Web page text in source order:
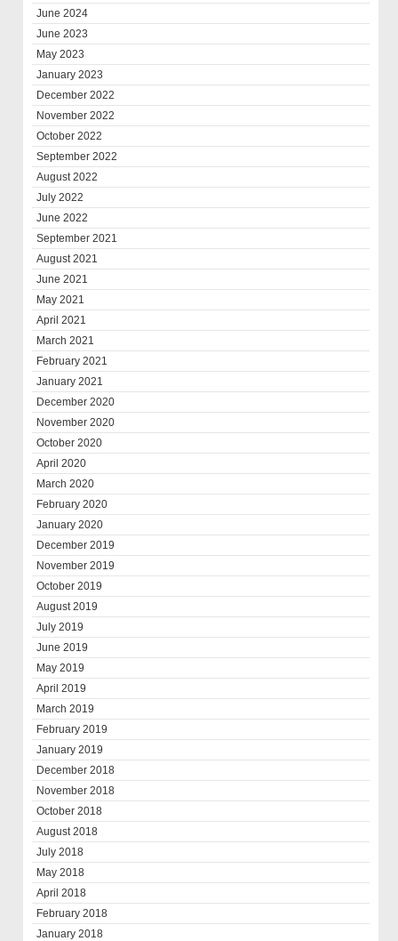
June 2024
June 2023
May 2023
January 2023
December 2022
November 2022
October 2022
September 2022
August 2022
July 2022
June 2022
September 2021
August 2021
June 2021
May 2021
April 2021
March 2021
February 2021
January 2021
December 2020
November 2020
October 2020
April 2020
March 2020
February 2020
January 2020
December 2019
November 2019
October 2019
August 2019
July 2019
June 2019
May 2019
April 2019
March 2019
February 2019
January 2019
December 2018
November 2018
October 2018
August 2018
July 2018
May 2018
April 2018
February 2018
January 2018